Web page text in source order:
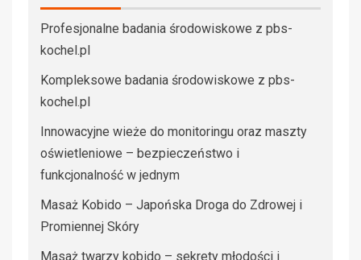
Profesjonalne badania środowiskowe z pbs-
kochel.pl
Kompleksowe badania środowiskowe z pbs-
kochel.pl
Innowacyjne wieże do monitoringu oraz maszty
oświetleniowe – bezpieczeństwo i
funkcjonalność w jednym
Masaż Kobido – Japońska Droga do Zdrowej i
Promiennej Skóry
Masaż twarzy kobido – sekrety młodości i